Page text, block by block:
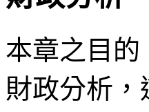
本章之目
財政分析